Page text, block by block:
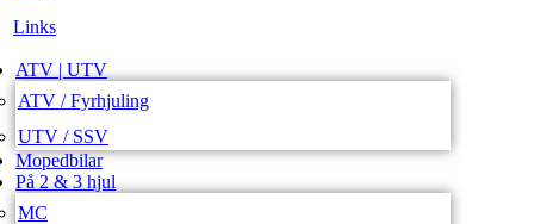
Links
ATV | UTV
ATV / Fyrhjuling
UTV / SSV
Mopedbilar
På 2 & 3 hjul
MC